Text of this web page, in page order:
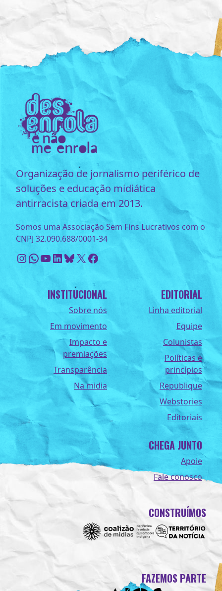
Organização de jornalismo periférico de
soluções e educação midiática
antirracista criada em 2013.
Somos uma Associação Sem Fins Lucrativos com o
CNPJ 32.090.688/0001-34
Instagram
WhatsApp
Youtube
LinkedIn
Bluesky
X Facebook
INSTITUCIONAL
Sobre nós
Em movimento
Impacto e
premiações
Transparência
Na midia
EDITORIAL
Linha editorial
Equipe
Colunistas
Políticas e
princípios
Republique
Webstories
Editoriais
CHEGA JUNTO
Apoie
Fale conosco
CONSTRUÍMOS
FAZEMOS PARTE